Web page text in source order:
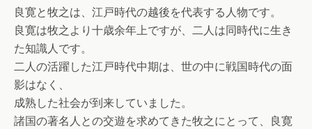
良寛と牧之は、江戸時代の越後を代表する人物です。
良寛は牧之より十歳余年上ですが、二人は同時代に生き
た知識人です。
二人の活躍した江戸時代中期は、世の中に戦国時代の面
影はなく、
成熟した社会が到来していました。
諸国の著名人との交遊を求めてきた牧之にとって、良寛